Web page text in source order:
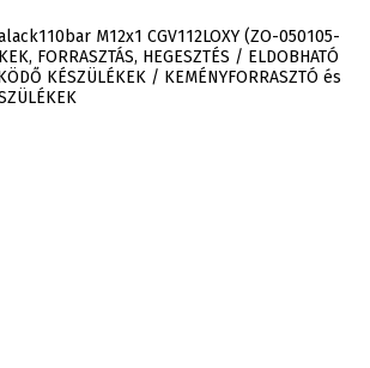
M12x1 CGV112LOXY (ZO-050105-
FORRASZTÁS, HEGESZTÉS / ELDOBHATÓ
KÉSZÜLÉKEK / KEMÉNYFORRASZTÓ és